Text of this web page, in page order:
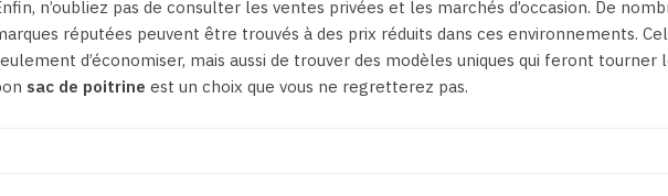
n’oubliez pas de consulter les ventes privées et les marchés d’occasion. De
réputées peuvent être trouvés à des prix réduits dans ces environnements.
d’économiser, mais aussi de trouver des modèles uniques qui feront tourner
sac de poitrine est un choix que vous ne regretterez pas.